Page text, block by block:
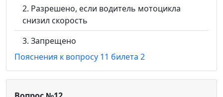
Разрешено, если водитель мотоцикла
снизил скорость
Запрещено
Пояснения к вопросу 11 билета 2